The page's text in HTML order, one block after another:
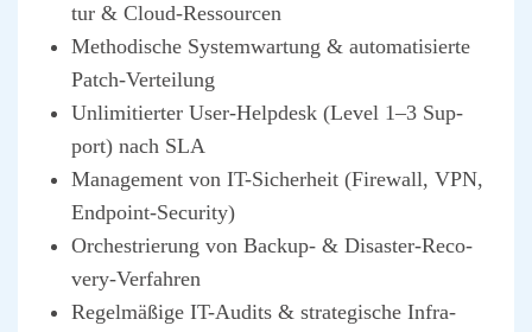
tur & Cloud-Res­sour­cen
Metho­di­sche Sys­tem­war­tung & auto­ma­ti­sier­te
Patch-Ver­tei­lung
Unli­mi­tier­ter User-Help­desk (Level 1–3 Sup­
port) nach SLA
Manage­ment von IT-Sicher­heit (Fire­wall, VPN,
End­point-Secu­ri­ty)
Orches­trie­rung von Back­up- & Dis­as­ter-Reco­
very-Ver­fah­ren
Regel­mä­ßi­ge IT-Audits & stra­te­gi­sche Infra­